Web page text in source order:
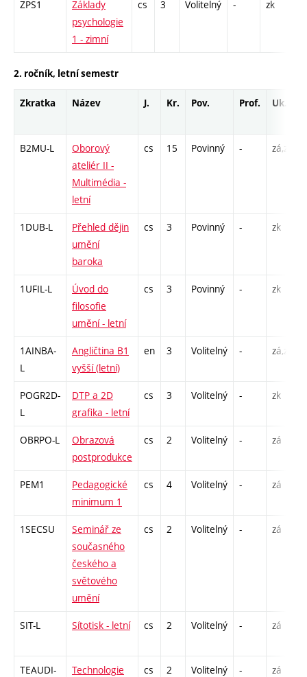
ZPS1
Základy
psychologie
1 - zimní
cs 3 Volitelný - zk
2. ročník, letní semestr
Zkratka Název J. Kr. Pov. Prof. Uk.
B2MU-L
Oborový
ateliér II -
Multimédia -
letní
cs 15 Povinný - zá,zk
1DUB-L
Přehled dějin
umění
baroka
cs 3 Povinný - zk
1UFIL-L
Úvod do
filosofie
umění - letní
cs 3 Povinný - zk
1AINBA-
L
Angličtina B1
vyšší (letní)
en 3 Volitelný - zá,zk
POGR2D-
L
DTP a 2D
grafika - letní
cs 3 Volitelný - zk
OBRPO-L
Obrazová
postprodukce
cs 2 Volitelný - zá
PEM1
Pedagogické
minimum 1
cs 4 Volitelný - zá
1SECSU
Seminář ze
současného
českého a
světového
umění
cs 2 Volitelný - zá
SIT-L Sítotisk - letní cs 2 Volitelný - zá
TEAUDI-
Technologie
cs 2 Volitelný - zá